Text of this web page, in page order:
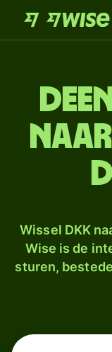
Wissel DKK
Wise is de
sturen,